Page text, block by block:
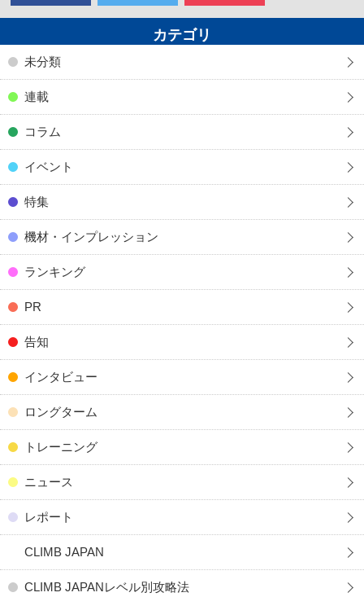
カテゴリ
未分類
連載
コラム
イベント
特集
機材・インプレッション
ランキング
PR
告知
インタビュー
ロングターム
トレーニング
ニュース
レポート
CLIMB JAPAN
CLIMB JAPANレベル別攻略法